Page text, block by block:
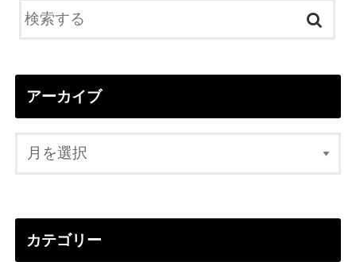
アーカイブ
カテゴリー